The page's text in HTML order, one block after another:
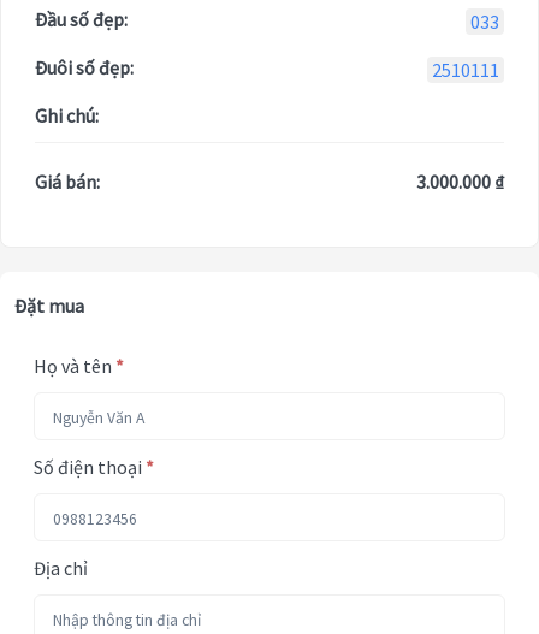
Đầu số đẹp:
033
Đuôi số đẹp:
2510111
Ghi chú:
Giá bán: 3.000.000 ₫
Đặt mua
Họ và tên *
Số điện thoại *
Địa chỉ